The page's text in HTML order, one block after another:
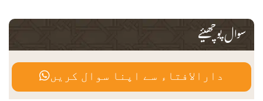
سوال پوچھیئے
دارالافتاء سے اپنا سوال کریں